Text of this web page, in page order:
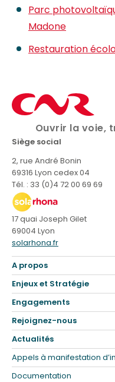
Parc
Madone
Restauration
Ouvrir la voie,
Siège social
2, rue André Bonin
69316 Lyon cedex 04
Tél. : 33 (0)4 72 00 69 69
17 quai Joseph Gilet
69004 Lyon
solarhona.fr
A propos
Enjeux et Stratégie
Engagements
Rejoignez-nous
Actualités
Appels à manifestation
Documentation